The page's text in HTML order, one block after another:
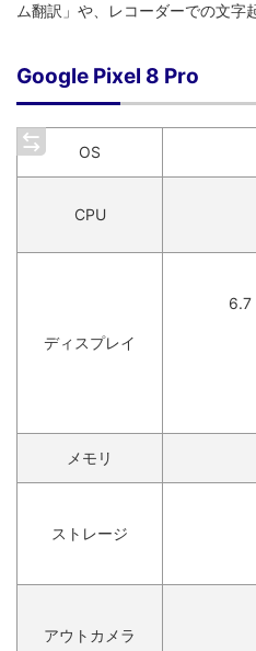
ム翻訳」や、レコーダーでの文字
Google Pixel 8 Pro
OS
CPU
ディスプレイ
6.7
メモリ
ストレージ
アウトカメラ